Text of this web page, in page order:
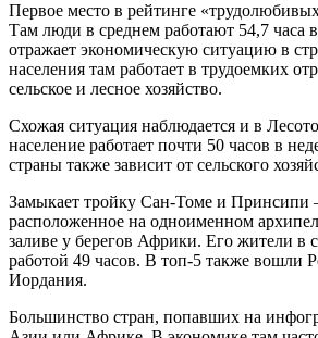
Первое место в рейтинге
Там люди в среднем работают 54,7 часа
отражает экономическую ситуацию в
населения там работает в трудоемких
сельское и лесное хозяйство.
Схожая ситуация наблюдается и в
население работает почти 50 часов в
страны также зависит от сельского
Замыкает тройку Сан-Томе и Принсипи
расположенное на одноименном
заливе у берегов Африки. Его жители в
работой 49 часов. В топ-5 также вошли
Иордания.
Большинство стран, попавших на